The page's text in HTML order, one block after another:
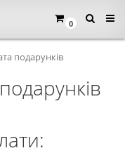
0
подарунків